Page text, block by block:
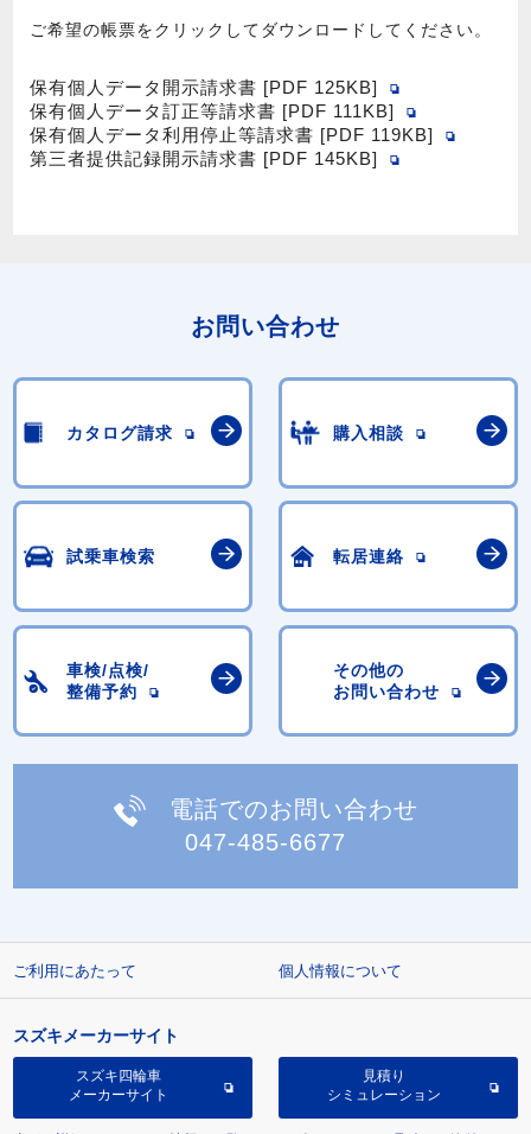
ご希望の帳票をクリックしてダウンロードしてください。
保有個人データ開示請求書 [PDF 125KB]
保有個人データ訂正等請求書 [PDF 111KB]
保有個人データ利用停止等請求書 [PDF 119KB]
第三者提供記録開示請求書 [PDF 145KB]
お問い合わせ
カタログ請求 購入相談
試乗車検索 転居連絡
車検/点検/
整備予約
その他の
お問い合わせ
電話でのお問い合わせ
047-485-6677
ご利用にあたって 個人情報について
スズキメーカーサイト
スズキ四輪車
メーカーサイト
見積り
シミュレーション